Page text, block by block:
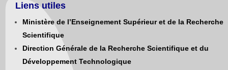
Liens utiles
Ministère de l’Enseignement Supérieur et de la Recherche
Scientifique
Direction Générale de la Recherche Scientifique et du
Développement Technologique